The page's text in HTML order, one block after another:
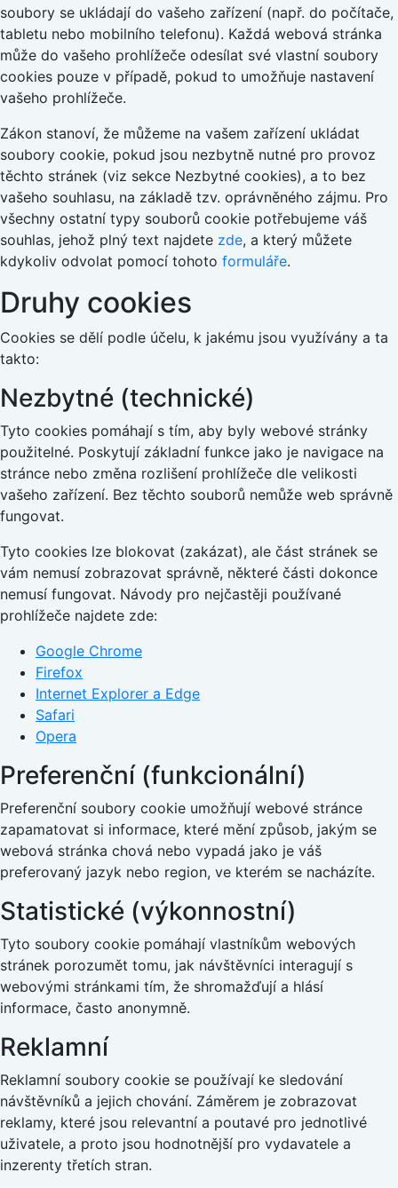
soubory se ukládají do vašeho zařízení (např. do počítače,
tabletu nebo mobilního telefonu). Každá webová stránka
může do vašeho prohlížeče odesílat své vlastní soubory
cookies pouze v případě, pokud to umožňuje nastavení
vašeho prohlížeče.
Zákon stanoví, že můžeme na vašem zařízení ukládat
soubory cookie, pokud jsou nezbytně nutné pro provoz
těchto stránek (viz sekce Nezbytné cookies), a to bez
vašeho souhlasu, na základě tzv. oprávněného zájmu. Pro
všechny ostatní typy souborů cookie potřebujeme váš
souhlas, jehož plný text najdete zde, a který můžete
kdykoliv odvolat pomocí tohoto formuláře.
Druhy cookies
Cookies se dělí podle účelu, k jakému jsou využívány a ta
takto:
Nezbytné (technické)
Tyto cookies pomáhají s tím, aby byly webové stránky
použitelné. Poskytují základní funkce jako je navigace na
stránce nebo změna rozlišení prohlížeče dle velikosti
vašeho zařízení. Bez těchto souborů nemůže web správně
fungovat.
Tyto cookies lze blokovat (zakázat), ale část stránek se
vám nemusí zobrazovat správně, některé části dokonce
nemusí fungovat. Návody pro nejčastěji používané
prohlížeče najdete zde:
Google Chrome
Firefox
Internet Explorer a Edge
Safari
Opera
Preferenční (funkcionální)
Preferenční soubory cookie umožňují webové stránce
zapamatovat si informace, které mění způsob, jakým se
webová stránka chová nebo vypadá jako je váš
preferovaný jazyk nebo region, ve kterém se nacházíte.
Statistické (výkonnostní)
Tyto soubory cookie pomáhají vlastníkům webových
stránek porozumět tomu, jak návštěvníci interagují s
webovými stránkami tím, že shromažďují a hlásí
informace, často anonymně.
Reklamní
Reklamní soubory cookie se používají ke sledování
návštěvníků a jejich chování. Záměrem je zobrazovat
reklamy, které jsou relevantní a poutavé pro jednotlivé
uživatele, a proto jsou hodnotnější pro vydavatele a
inzerenty třetích stran.